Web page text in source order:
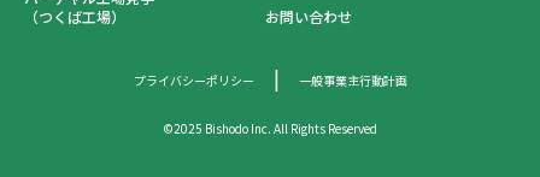
（つくば工場）
お問い合わせ
プライバシーポリシー 一般事業主行動計画
©2025 Bishodo Inc. All Rights Reserved